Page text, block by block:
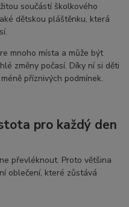
součástí školkového
dětskou pláštěnku, která
mnoho místa a může být
změny počasí. Díky ní si děti
příznivých podmínek.
pro každý den
převléknout. Proto většina
oblečení, které zůstává